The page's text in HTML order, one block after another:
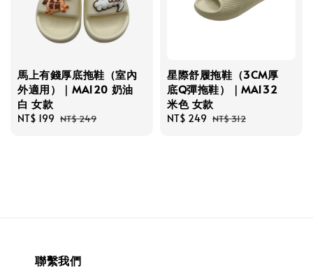
馬上有錢厚底拖鞋（室內
外適用）｜MA120 奶油
白 女款
Sale
NT$ 199 Regular
NT$ 249
星際舒履拖鞋（3CM厚
底Q彈拖鞋）｜MA132
米色 女款
Sale
NT$ 249 Regular
NT$ 312
聯繫我們